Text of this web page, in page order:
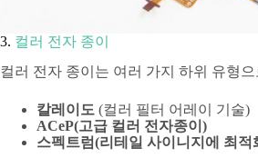
3. 컬러 전자 종이
컬러 전자 종이는 여러 가지 하위 유형
칼레이도 (컬러 필터 어레이 기술)
ACeP(고급 컬러 전자종이)
스펙트럼(리테일 사이니지에 최적